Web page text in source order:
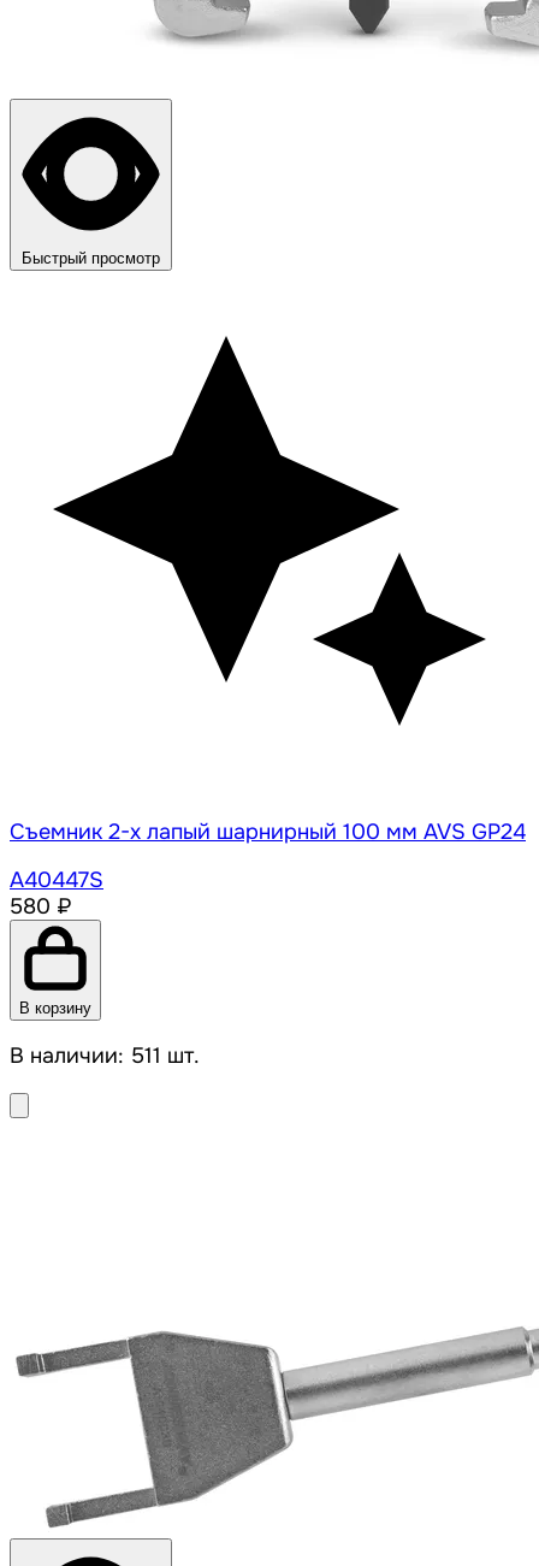
Быстрый просмотр
Съемник 2-х лапый шарнирный 100 мм AVS GP24
A40447S
580 ₽
В корзину
В наличии: 511 шт.